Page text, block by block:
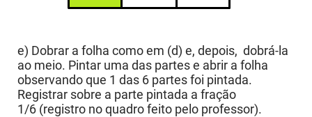
e) Dobrar a folha como em (d) e, depois, dobrá-la
ao meio. Pintar uma das partes e abrir a folha
observando que 1 das 6 partes foi pintada.
Registrar sobre a parte pintada a fração
1/6 (registro no quadro feito pelo professor).